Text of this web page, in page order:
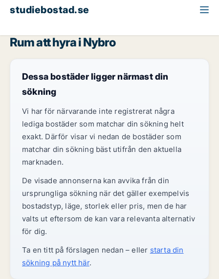
studiebostad.se
Rum att hyra i Nybro
Dessa bostäder ligger närmast din
sökning
Vi har för närvarande inte registrerat några
lediga bostäder som matchar din sökning helt
exakt. Därför visar vi nedan de bostäder som
matchar din sökning bäst utifrån den aktuella
marknaden.
De visade annonserna kan avvika från din
ursprungliga sökning när det gäller exempelvis
bostadstyp, läge, storlek eller pris, men de har
valts ut eftersom de kan vara relevanta alternativ
för dig.
Ta en titt på förslagen nedan – eller starta din
sökning på nytt här.